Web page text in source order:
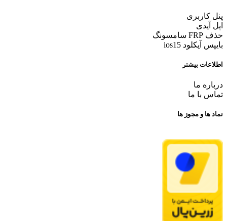
پنل کاربری
اپل آیدی
حذف FRP سامسونگ
بایپس آیکلود ios15
اطلاعات بیشتر
درباره ما
تماس با ما
نماد ها و مجوز ها